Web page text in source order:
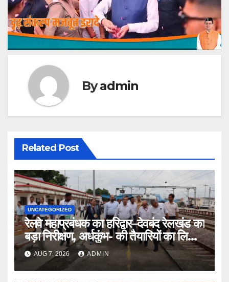
Byadmin
Related Post
UNCATEGORIZED
रेलवे महाप्रबंधक का हरिद्वार–देवबंद रेलखंड का
बड़ा निरीक्षण, अर्धकुंभ- की तैयारियों का लिया
जायजा
AUG 7, 2026 ADMIN